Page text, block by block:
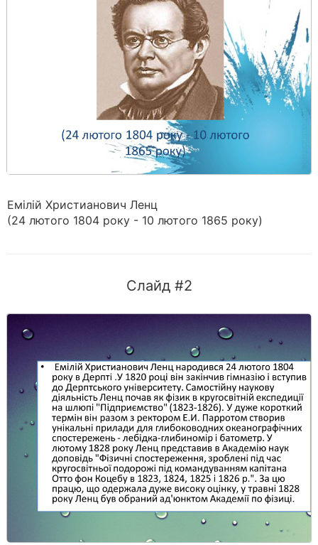
Емілій Христианович Ленц
(24 лютого 1804 року - 10 лютого 1865 року)
Слайд #2